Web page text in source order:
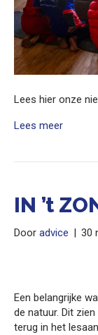
Lees hier onze
Lees meer
IN ’t
Door advice | 30
Een belangrijke
de natuur. Dit
terug in het